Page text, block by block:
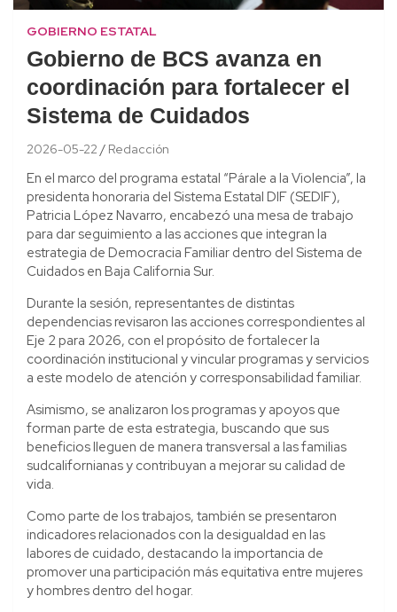
GOBIERNO ESTATAL
Gobierno de BCS avanza en
coordinación para fortalecer el
Sistema de Cuidados
2026-05-22 Redacción
En el marco del programa estatal “Párale a la Violencia”, la
presidenta honoraria del Sistema Estatal DIF (SEDIF),
Patricia López Navarro, encabezó una mesa de trabajo
para dar seguimiento a las acciones que integran la
estrategia de Democracia Familiar dentro del Sistema de
Cuidados en Baja California Sur.
Durante la sesión, representantes de distintas
dependencias revisaron las acciones correspondientes al
Eje 2 para 2026, con el propósito de fortalecer la
coordinación institucional y vincular programas y servicios
a este modelo de atención y corresponsabilidad familiar.
Asimismo, se analizaron los programas y apoyos que
forman parte de esta estrategia, buscando que sus
beneficios lleguen de manera transversal a las familias
sudcalifornianas y contribuyan a mejorar su calidad de
vida.
Como parte de los trabajos, también se presentaron
indicadores relacionados con la desigualdad en las
labores de cuidado, destacando la importancia de
promover una participación más equitativa entre mujeres
y hombres dentro del hogar.